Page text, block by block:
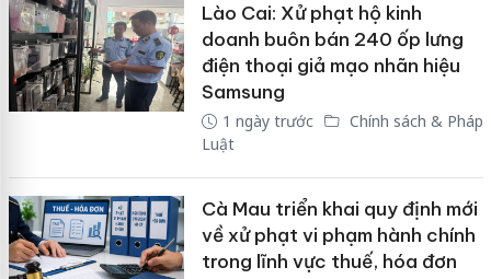
Lào Cai: Xử phạt hộ kinh
doanh buôn bán 240 ốp lưng
điện thoại giả mạo nhãn hiệu
Samsung
1 ngày trước
Chính sách & Pháp
Luật
Cà Mau triển khai quy định mới
về xử phạt vi phạm hành chính
trong lĩnh vực thuế, hóa đơn